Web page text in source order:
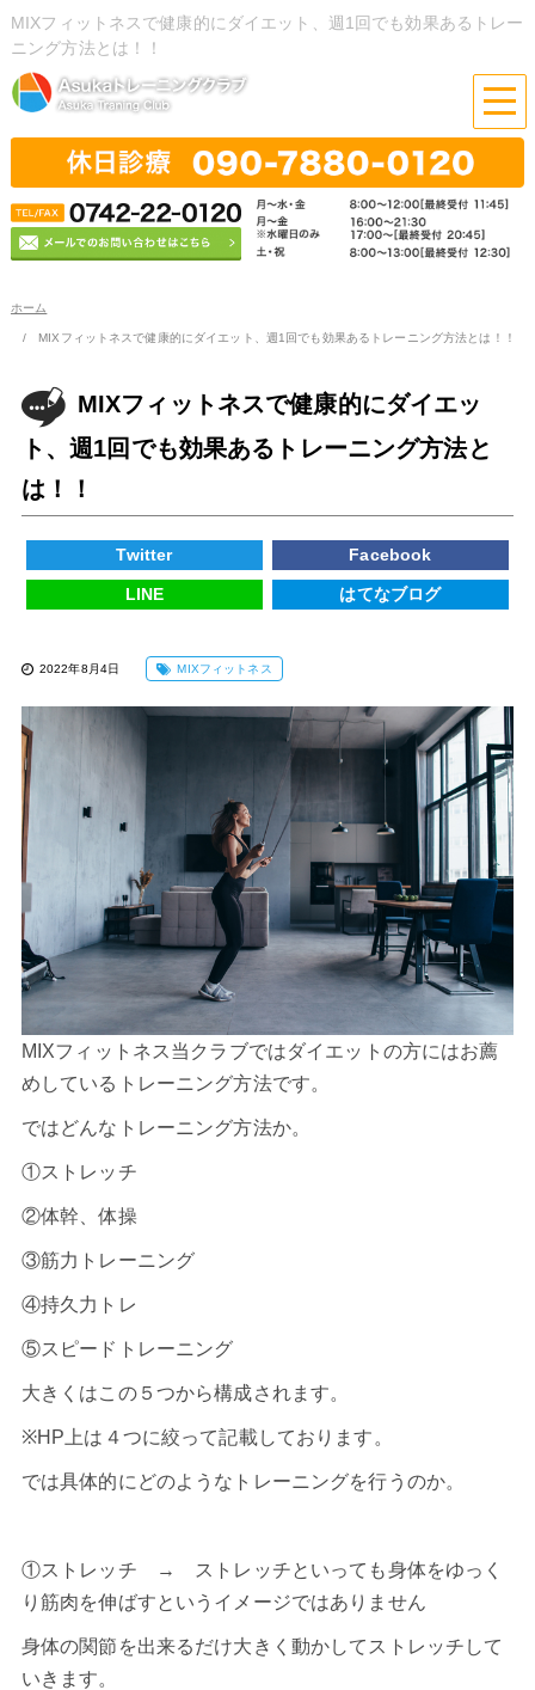
MIXフィットネスで健康的にダイエット、週1回でも効果あるトレー
ニング方法とは！！
ホーム
MIXフィットネスで健康的にダイエット、週1回でも効果あるトレーニング方法とは！！
MIXフィットネスで健康的にダイエッ
ト、週1回でも効果あるトレーニング方法と
は！！
Twitter Facebook
LINE はてなブログ
2022年8月4日 MIXフィットネス
MIXフィットネス 当クラブではダイエットの方にはお薦
めしているトレーニング方法です。
ではどんなトレーニング方法か。
①ストレッチ
②体幹、体操
③筋力トレーニング
④持久力トレ
⑤スピードトレーニング
大きくはこの５つから構成されます。
※HP上は４つに絞って記載しております。
では具体的にどのようなトレーニングを行うのか。
①ストレッチ → ストレッチといっても身体をゆっく
り筋肉を伸ばすというイメージではありません
身体の関節を出来るだけ大きく動かしてストレッチして
いきます。